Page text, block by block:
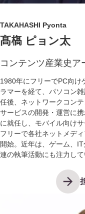
TAKAHASHI Pyonta
髙𣘺 ピョン太
コンテンツ産業史ア
1980年にフリーでPC向け
ラマーを経て、パソコン
任後、ネットワークコン
サービスの開発・運営に
に就任し、モバイル向け
フリーで各社ネットメデ
開始。近年は、ゲーム、
連の執筆活動にも注力して